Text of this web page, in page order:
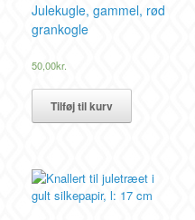
Julekugle, gammel, rød
grankogle
50,00kr.
Tilføj til kurv